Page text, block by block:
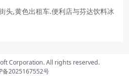
头,黄色出租车.便利店与芬达饮料冰
Corporation. All rights reserved.
备2025167552号